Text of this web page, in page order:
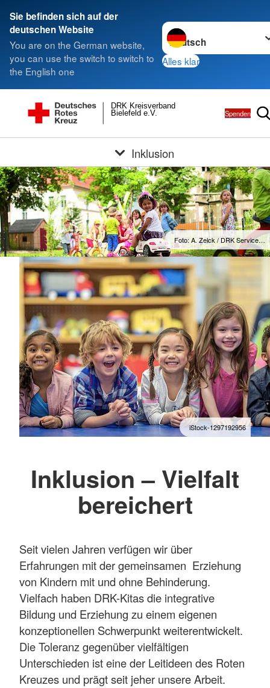
Sie befinden sich auf der
deutschen Website
You are on the German website,
you can use the switch to switch to
the English one
Sprache wechseln zu
Alles klar
Bielefeld e.V.
DRK Kreisverband
Spenden
Inklusion
Foto: A. Zelck / DRK Service…
iStock-1297192956
Inklusion – Vielfalt
bereichert
Seit vielen Jahren verfügen wir über
Erfahrungen mit der gemeinsamen Erziehung
von Kindern mit und ohne Behinderung.
Vielfach haben DRK-Kitas die integrative
Bildung und Erziehung zu einem eigenen
konzeptionellen Schwerpunkt weiterentwickelt.
Die Toleranz gegenüber vielfältigen
Unterschieden ist eine der Leitideen des Roten
Kreuzes und prägt seit jeher unsere Arbeit.